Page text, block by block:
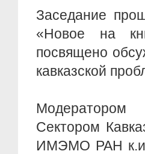
Заседание
«Новое на
посвящено
кавказской
Сектором
ИМЭМО РАН